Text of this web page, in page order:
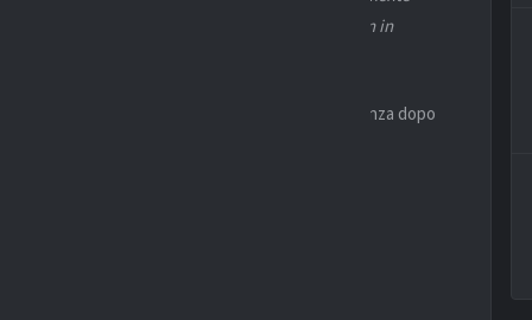
bisognerà fargli solo i complimenti e dargli un in
se arriva o no
attaccante pronto ad una nuova esperienza dopo
nel nostro campionato